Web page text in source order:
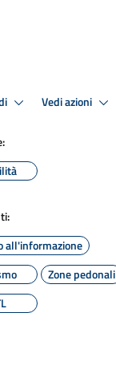
Vedi azioni
all'informazione
Zone pedonali